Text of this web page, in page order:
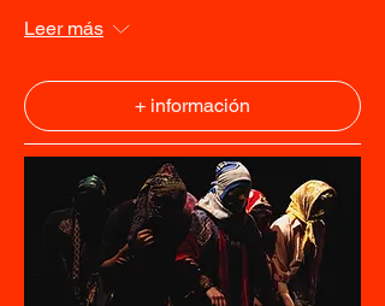
Leer más
+ información